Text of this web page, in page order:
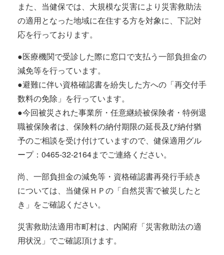
また、当健保では、大規模な災害により災害救助法
の適用となった地域に在住する方を対象に、下記対
応を行っております。
●医療機関で受診した際に窓口で支払う一部負担金の
減免等を行っています。
●避難に伴い資格確認書を紛失した方への「再交付手
数料の免除」を行っています。
●今回被災された事業所・任意継続被保険者・特例退
職被保険者は、保険料の納付期限の延長及び納付猶
予のご相談を受け付けていますので、健保適用グル
ープ：0465-32-2164までご連絡ください。
尚、一部負担金の減免等・資格確認書再発行手続き
については、当健保ＨＰの「自然災害で被災したと
き」をご確認ください。
災害救助法適用市町村は、内閣府「災害救助法の適
用状況」でご確認頂けます。